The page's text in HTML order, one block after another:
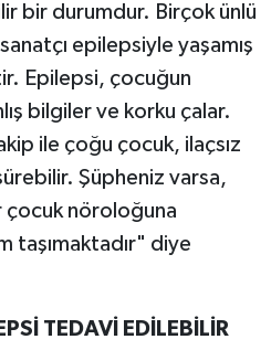
bir durumdur. Birçok ünlü
epilepsiyle yaşamış
Epilepsi, çocuğun
bilgiler ve korku çalar.
ile çoğu çocuk, ilaçsız
Şüpheniz varsa,
nöroloğuna
taşımaktadır" diye
TEDAVİ EDİLEBİLİR